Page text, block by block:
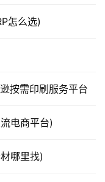
怎么选)
按需印刷服务平台
电商平台)
哪里找)